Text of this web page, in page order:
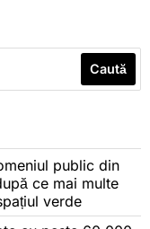
Caută
public din
ce mai multe
verde